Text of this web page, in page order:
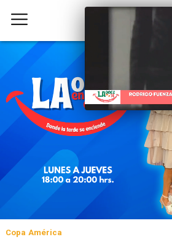
Copa América